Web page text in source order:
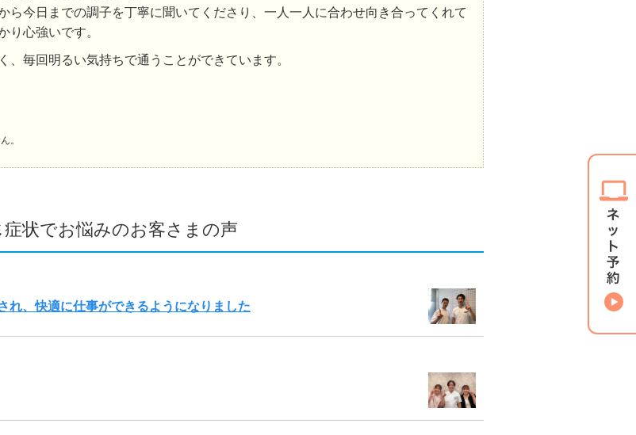
ら今日までの調子を丁寧に聞いてくださり、一人一人に合わせ向き合ってくれて
り心強いです。
、毎回明るい気持ちで通うことができています。
。
症状でお悩みのお客さまの声
れ、快適に仕事ができるようになりました